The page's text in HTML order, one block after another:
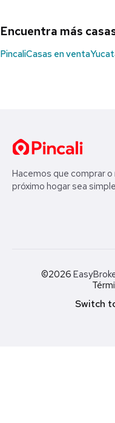
Encuentra más
PincaliCasas en venta
Hacemos que comprar
próximo hogar sea
©2026
Switch